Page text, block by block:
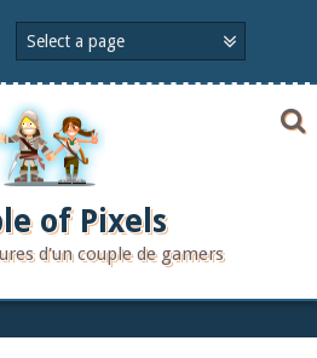
of Pixels
d'un couple de gamers